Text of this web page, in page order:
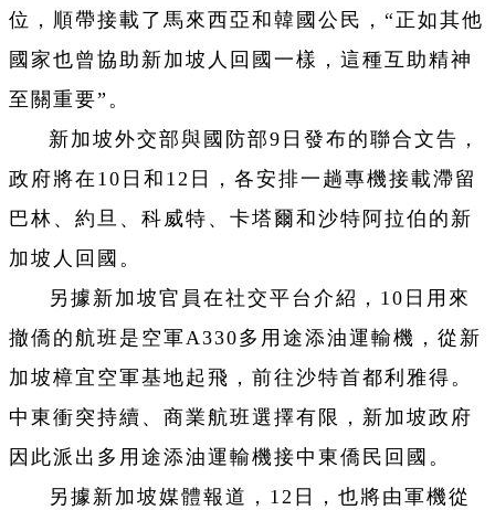
位，順帶接載了馬來西亞和韓國公民，“正如其他
國家也曾協助新加坡人回國一樣，這種互助精神
至關重要”。
新加坡外交部與國防部9日發布的聯合文告，
政府將在10日和12日，各安排一趟專機接載滯留
巴林、約旦、科威特、卡塔爾和沙特阿拉伯的新
加坡人回國。
另據新加坡官員在社交平台介紹，10日用來
撤僑的航班是空軍A330多用途添油運輸機，從新
加坡樟宜空軍基地起飛，前往沙特首都利雅得。
中東衝突持續、商業航班選擇有限，新加坡政府
因此派出多用途添油運輸機接中東僑民回國。
另據新加坡媒體報道，12日，也將由軍機從